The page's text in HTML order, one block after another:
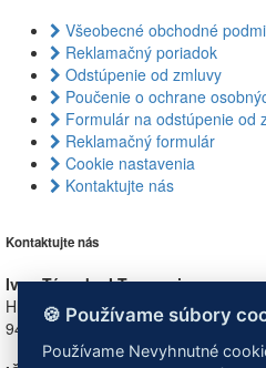
Všeobecné obchodné
Reklamačný poriadok
Odstúpenie od zmluvy
Poučenie o ochrane
Formulár na odstúpenie od
Reklamačný formulár
Cookie nastavenia
Kontaktujte nás
Kontaktujte nás
Ivan Tárnok - I.T. - servis
Hlavná 554/100
946 32 Marcelová
🍪 Používame súbory
Používame Nevyhnutné